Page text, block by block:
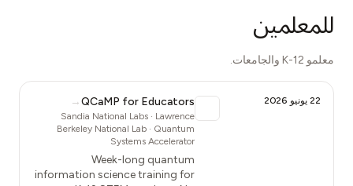
للمعلمين
معلمو K-12 والجامعات.
22 يونيو 2026 QCaMP for Educators
→
Sandia National Labs · Lawrence
Berkeley National Lab · Quantum
Systems Accelerator
Week-long quantum
information science training for